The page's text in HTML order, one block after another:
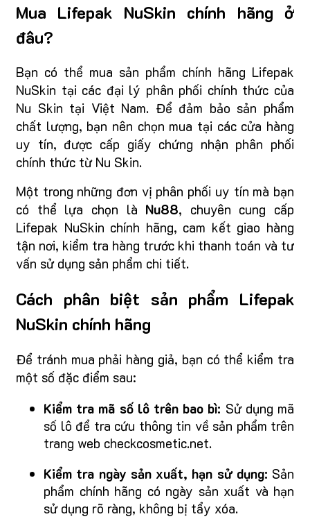
Mua Lifepak NuSkin chính hãng ở
đâu?
Bạn có thể mua sản phẩm chính hãng Lifepak
NuSkin tại các đại lý phân phối chính thức của
Nu Skin tại Việt Nam. Để đảm bảo sản phẩm
chất lượng, bạn nên chọn mua tại các cửa hàng
uy tín, được cấp giấy chứng nhận phân phối
chính thức từ Nu Skin.
Một trong những đơn vị phân phối uy tín mà bạn
có thể lựa chọn là Nu88, chuyên cung cấp
Lifepak NuSkin chính hãng, cam kết giao hàng
tận nơi, kiểm tra hàng trước khi thanh toán và tư
vấn sử dụng sản phẩm chi tiết.
Cách phân biệt sản phẩm Lifepak
NuSkin chính hãng
Để tránh mua phải hàng giả, bạn có thể kiểm tra
một số đặc điểm sau:
Kiểm tra mã số lô trên bao bì: Sử dụng mã
số lô để tra cứu thông tin về sản phẩm trên
trang web checkcosmetic.net.
Kiểm tra ngày sản xuất, hạn sử dụng: Sản
phẩm chính hãng có ngày sản xuất và hạn
sử dụng rõ ràng, không bị tẩy xóa.